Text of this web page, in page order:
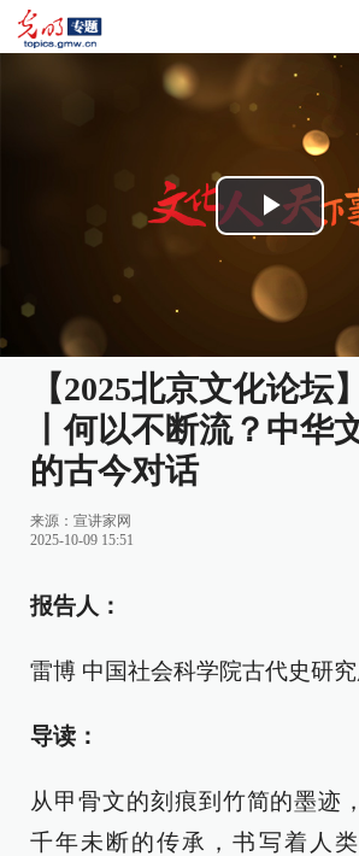
Play
Video
【2025北京文化论坛
丨何以不断流？中华
的古今对话
来源： 宣讲家网
2025-10-09 15:51
报告人：
雷博 中国社会科学院古代史研
导读：
从甲骨文的刻痕到竹简的墨迹
千年未断的传承，书写着人